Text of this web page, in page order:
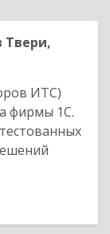
Твери,
ИТС)
фирмы 1С.